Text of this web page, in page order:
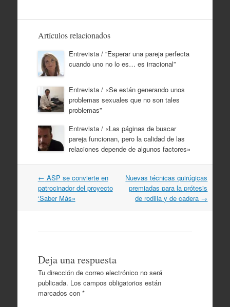
Artículos relacionados
Entrevista / “Esperar una pareja perfecta
cuando uno no lo es… es irracional”
Entrevista / «Se están generando unos
problemas sexuales que no son tales
problemas”
Entrevista / «Las páginas de buscar
pareja funcionan, pero la calidad de las
relaciones depende de algunos factores»
Navegación
por
artículos
← ASP se convierte en
patrocinador del proyecto
‘Saber Más»
Nuevas técnicas quirúgicas
premiadas para la prótesis
de rodilla y de cadera →
Deja una respuesta
Tu dirección de correo electrónico no será
publicada. Los campos obligatorios están
marcados con *